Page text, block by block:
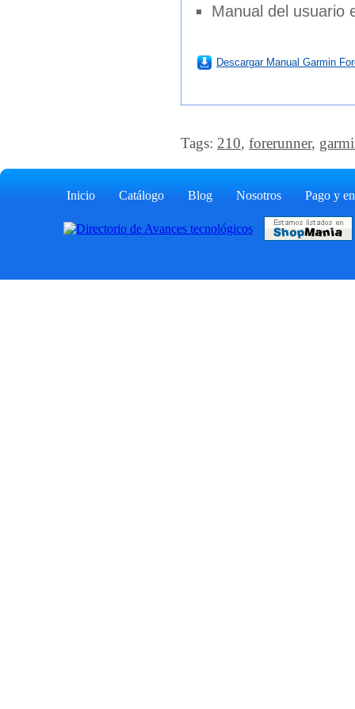
Manual del usuario
Descargar Manual Garmin
Tags: 210, forerunner,
Inicio Catálogo Blog Nosotros Pago y